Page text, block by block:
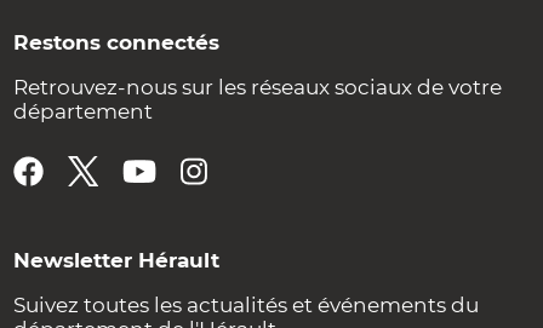
Restons connectés
Retrouvez-nous sur les réseaux sociaux de votre
département
Newsletter Hérault
Suivez toutes les actualités et événements du